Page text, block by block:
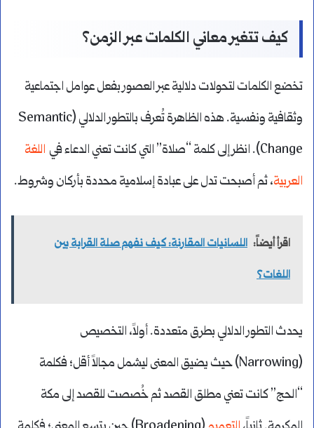
كيف تتغير معاني الكلمات عبر الزمن؟
تخضع الكلمات لتحولات دلالية عبر العصور بفعل عوامل اجتماعية
وثقافية ونفسية. هذه الظاهرة تُعرف بالتطور الدلالي (Semantic
Change). انظر إلى كلمة “صلاة” التي كانت تعني الدعاء في
اللغة
العربية، ثم أصبحت تدل على عبادة إسلامية محددة بأركان وشروط.
اقرأ أيضاً: اللسانيات المقارنة: كيف نفهم صلة القرابة بين
اللغات؟
يحدث التطور الدلالي بطرق متعددة. أولاً، التخصيص
(Narrowing) حيث يضيق المعنى ليشمل مجالاً أقل؛ فكلمة
“الحج” كانت تعني مطلق القصد ثم خُصصت للقصد إلى مكة